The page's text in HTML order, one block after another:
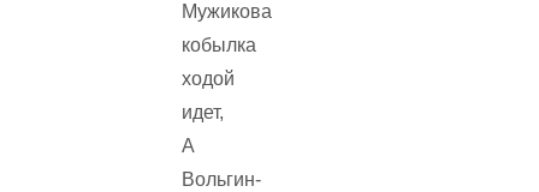
Мужикова
кобылка
ходой
идет,
А
Вольгин-